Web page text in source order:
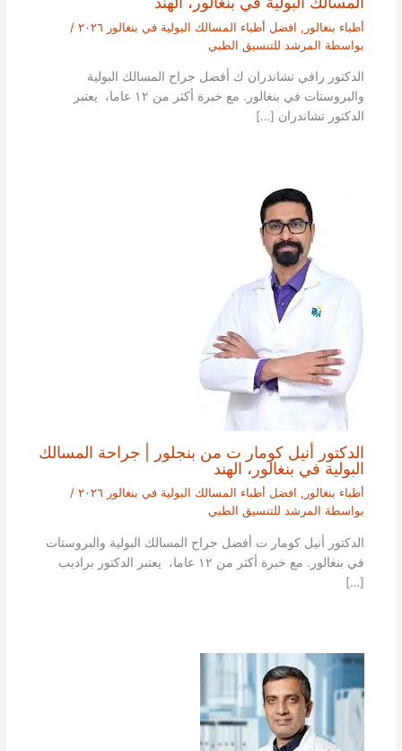
أطباء بنغالور , افضل أطباء المسالك البولية في بنغالور ٢٠٢٦
/
بواسطة المرشد للتنسيق الطبي
الدكتور رافي تشاندران ك أفضل جراح المسالك البولية
والبروستات في بنغالور. مع خبرة أكثر من ١٢ عاما، يعتبر
الدكتور تشاندران […]
الدكتور أنيل كومار ت من بنجلور | جراحة المسالك
البولية في بنغالور، الهند
أطباء بنغالور , افضل أطباء المسالك البولية في بنغالور ٢٠٢٦
/
بواسطة المرشد للتنسيق الطبي
الدكتور أنيل كومار ت أفضل جراح المسالك البولية والبروستات
في بنغالور. مع خبرة أكثر من ١٢ عاما، يعتبر الدكتور براديب
[…]